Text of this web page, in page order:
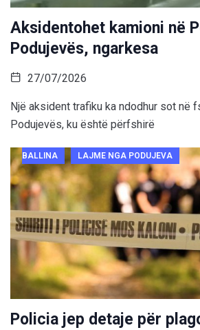
Aksidentohet kamioni në
Podujevës, ngarkesa
27/07/2026
Një aksident trafiku ka ndodhur sot në
Podujevës, ku është përfshirë
BALLINA LAJME NGA PODUJEVA
Policia jep detaje për